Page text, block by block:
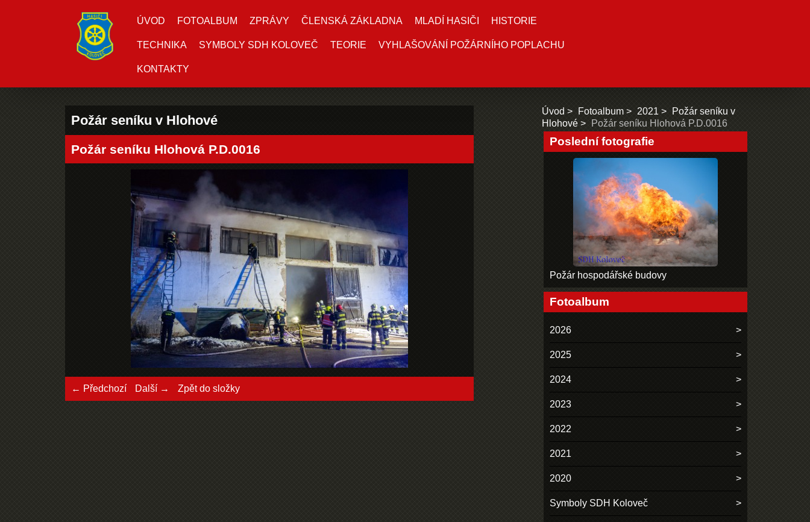
ÚVOD FOTOALBUM ZPRÁVY ČLENSKÁ ZÁKLADNA MLADÍ HASIČI HISTORIE
TECHNIKA SYMBOLY SDH KOLOVEČ TEORIE VYHLAŠOVÁNÍ POŽÁRNÍHO POPLACHU
KONTAKTY
Požár seníku v Hlohové
Požár seníku Hlohová P.D.0016
← Předchozí Další → Zpět do složky
Úvod Fotoalbum 2021
Požár seníku v
Hlohové
Požár seníku Hlohová P.D.0016
Poslední fotografie
Požár hospodářské budovy
Fotoalbum
2026
2025
2024
2023
2022
2021
2020
Symboly SDH Koloveč